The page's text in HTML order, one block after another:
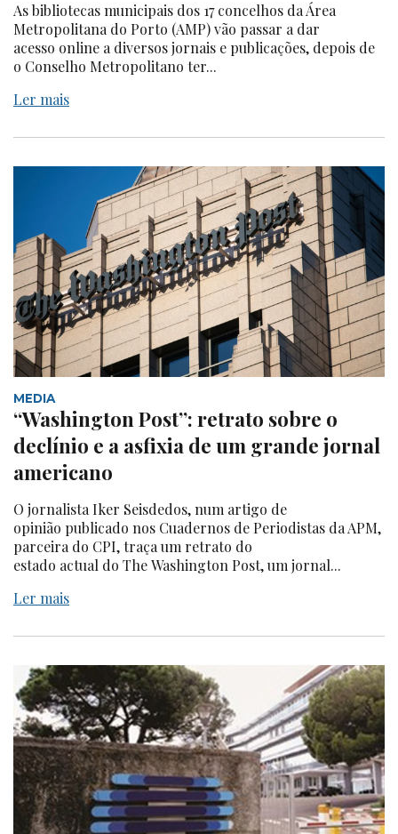
As bibliotecas municipais dos 17 concelhos da Área
Metropolitana do Porto (AMP) vão passar a dar
acesso online a diversos jornais e publicações, depois de
o Conselho Metropolitano ter...
Ler mais
MEDIA
“Washington Post”: retrato sobre o
declínio e a asfixia de um grande jornal
americano
O jornalista Iker Seisdedos, num artigo de
opinião publicado nos Cuadernos de Periodistas da APM,
parceira do CPI, traça um retrato do
estado actual do The Washington Post, um jornal...
Ler mais